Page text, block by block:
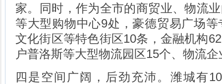
家。同时，作为全市的商贸业、物流
等大型购物中心9处，豪德贸易广场
文化街区等特色街区10条，金融机构
户普洛斯等大型物流园区15个、物流
四是空间广阔，后劲充沛。潍城有